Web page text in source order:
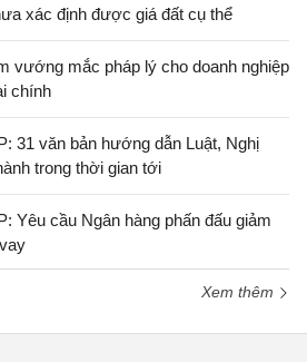
xác định được giá đất cụ thể
vướng mắc pháp lý cho doanh nghiệp
chính
31 văn bản hướng dẫn Luật, Nghị
trong thời gian tới
Yêu cầu Ngân hàng phấn đấu giảm
Xem thêm